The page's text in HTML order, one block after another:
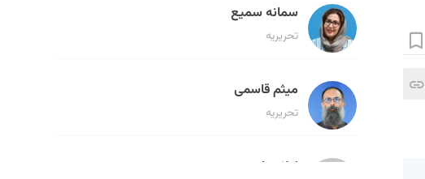
سمانه سمیع
تحریریه
میثم قاسمی
تحریریه
لیلا حنارود